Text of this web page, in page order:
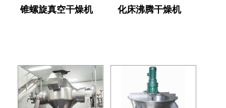
锥螺旋真空干燥机
化床沸腾干燥机